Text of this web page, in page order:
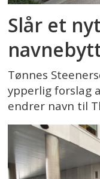
Slår et
Tønnes
ypperlig forslag
endrer navn til